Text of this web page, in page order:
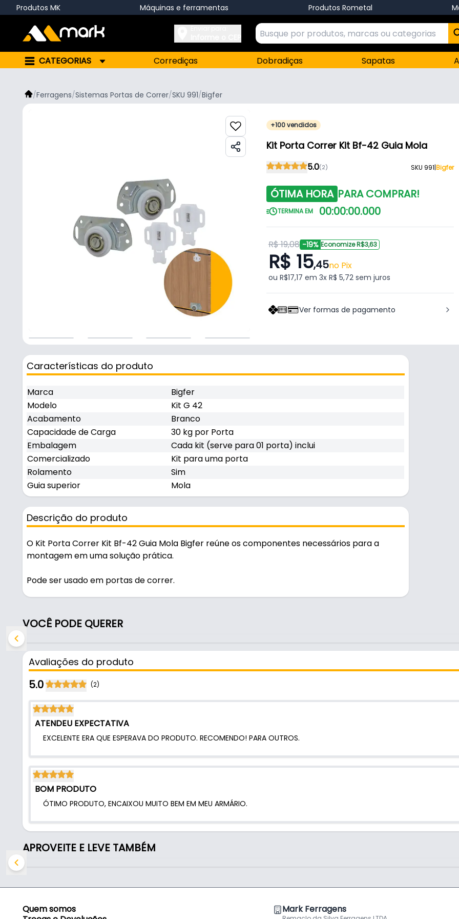
Produtos MK Máquinas e ferramentas Produtos Rometal
CATEGORIAS Corrediças Dobradiças Sapatas
/Ferragens/Sistemas Portas de Correr/SKU 991/Bigfer
+100 vendidos
Kit Porta Correr Kit Bf-42 Guia Mola
5.0(2) SKU 991|Bigfer
ÓTIMA HORA PARA COMPRAR!
TERMINA EM 00:00:00.000
R$ 19,08 -19% Economize R$3,63
R$ 15,45no Pix
ou R$17,17 em 3x R$ 5,72 sem juros
Ver formas de pagamento
Características do produto
Marca
Bigfer
Modelo
Kit G 42
Acabamento
Branco
Capacidade de Carga
30 kg por Porta
Embalagem
Cada kit (serve para 01 porta) inclui
Comercializado
Kit para uma porta
Rolamento
Sim
Guia superior
Mola
Descrição do produto
O Kit Porta Correr Kit Bf-42 Guia Mola Bigfer reúne os componentes necessários para a
montagem em uma solução prática.
Pode ser usado em portas de correr.
porta.
- Marca: Bigfer
- Modelo: Kit G 42
- Acabamento: Branco
- Capacidade de Carga: 30 kg por Porta
- Embalagem: Cada kit (serve para 01 porta) inclui
- Comercializado: Kit para uma porta
- Rolamento: Sim
- Guia superior: Mola
VOCÊ PODE QUERER
Avaliações do produto
5.0 (2)
ATENDEU EXPECTATIVA
EXCELENTE ERA QUE ESPERAVA DO PRODUTO. RECOMENDO! PARA OUTROS.
BOM PRODUTO
ÓTIMO PRODUTO, ENCAIXOU MUITO BEM EM MEU ARMÁRIO.
APROVEITE E LEVE TAMBÉM
Quem somos
Mark Ferragens